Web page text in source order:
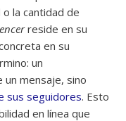
la cantidad de
reside en su
en su
un
mensaje, sino
sus seguidores. Esto
en línea que